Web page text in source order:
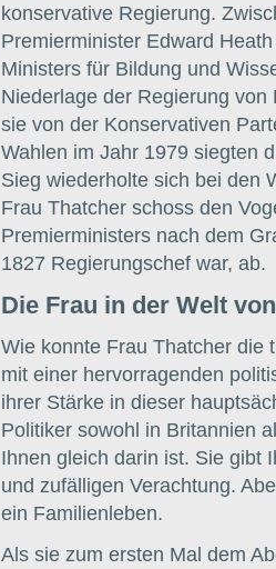
konservative Regierung.
Premierminister Edward
Ministers für Bildung und
Niederlage der Regierung
sie von der Konservativen
Wahlen im Jahr 1979 siegten
Sieg wiederholte sich bei den
Frau Thatcher schoss den
Premierministers nach dem
1827 Regierungschef war, ab.
Die Frau in der Welt
Wie konnte Frau Thatcher die
mit einer hervorragenden
ihrer Stärke in dieser
Politiker sowohl in Britannien
Ihnen gleich darin ist. Sie gibt
und zufälligen Verachtung.
ein Familienleben.
Als sie zum ersten Mal dem